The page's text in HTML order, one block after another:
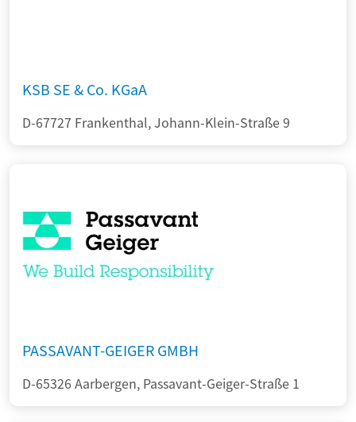
KSB SE & Co. KGaA
D-67727 Frankenthal, Johann-Klein-Straße 9
PASSAVANT-GEIGER GMBH
D-65326 Aarbergen, Passavant-Geiger-Straße 1